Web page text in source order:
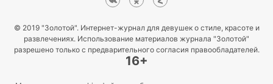
© 2019 "Золотой". Интернет-журнал для девушек о стиле, красоте и
развлечениях. Использование материалов журнала "Золотой"
разрешено только с предварительного согласия правообладателей.
16+